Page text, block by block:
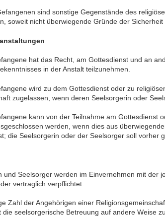
sind sonstige Gegenstände des
soweit nicht überwiegende Gründe der Sicherheit
hat das Recht, am Gottesdienst und an
in der Anstalt teilzunehmen.
wird zu dem Gottesdienst oder zu
zugelassen, wenn deren Seelsorgerin oder
kann von der Teilnahme am Gottesdienst
werden, wenn dies aus
die Seelsorgerin oder der Seelsorger soll vorher
und Seelsorger werden im Einvernehmen mit der
vertraglich verpflichtet.
Zahl der Angehörigen einer
seelsorgerische Betreuung auf andere Weise